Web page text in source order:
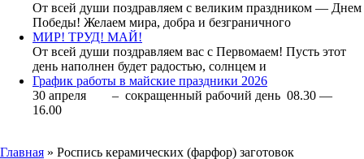
От всей души поздравляем с великим праздником — Днем
Победы! Желаем мира, добра и безграничного
МИР! ТРУД! МАЙ!
От всей души поздравляем вас с Первомаем! Пусть этот
день наполнен будет радостью, солнцем и
График работы в майские праздники 2026
30 апреля – сокращенный рабочий день 08.30 —
16.00
Главная » Роспись керамических (фарфор) заготовок